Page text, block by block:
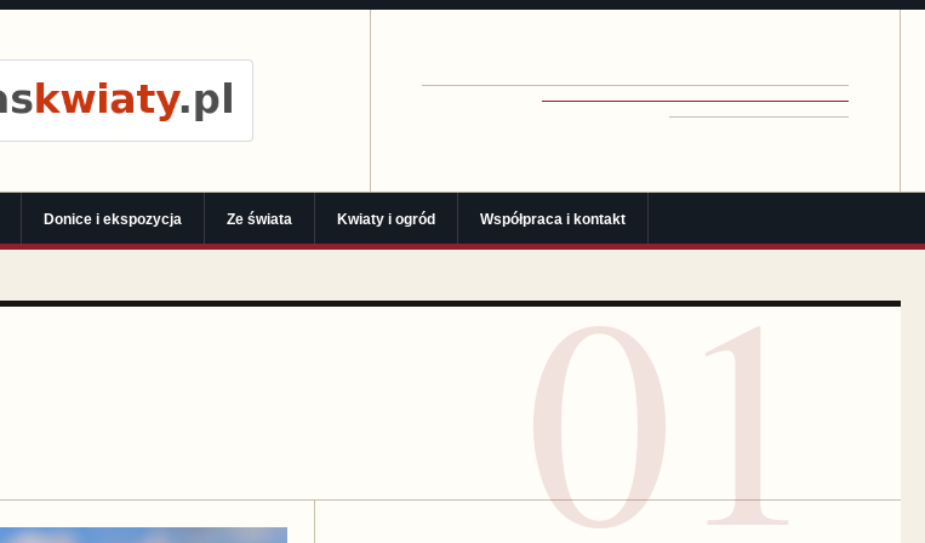
Donice i ekspozycja Ze świata Kwiaty i ogród Współpraca i kontakt